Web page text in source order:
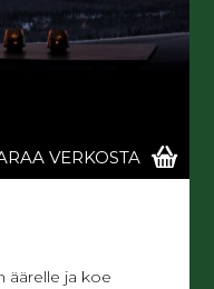
VERKOSTA
äärelle ja koe